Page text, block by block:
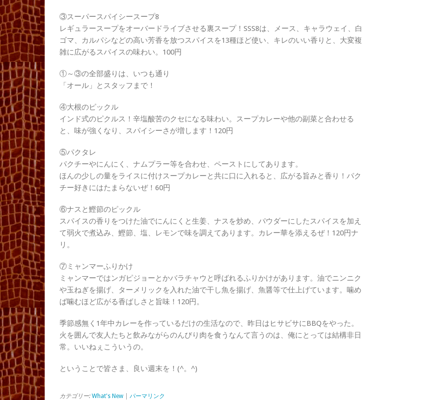
③スーパースパイシースープ8
レギュラースープをオーバードライブさせる裏スープ！SSS8は、メース、キャラウェイ、白
ゴマ、カルパシなどの高い芳香を放つスパイスを13種ほど使い、キレのいい香りと、大変複
雑に広がるスパイスの味わい。100円
①～③の全部盛りは、いつも通り
「オール」とスタッフまで！
④大根のピックル
インド式のピクルス！辛塩酸苦のクセになる味わい。スープカレーや他の副菜と合わせる
と、味が強くなり、スパイシーさが増します！120円
⑤パクタレ
パクチーやにんにく、ナムプラー等を合わせ、ペーストにしてあります。
ほんの少しの量をライスに付けスープカレーと共に口に入れると、広がる旨みと香り！パク
チー好きにはたまらないぜ！60円
⑥ナスと鰹節のピックル
スパイスの香りをつけた油でにんにくと生姜、ナスを炒め、パウダーにしたスパイスを加え
て弱火で煮込み、鰹節、塩、レモンで味を調えてあります。カレー華を添えるぜ！120円ナ
リ。
⑦ミャンマーふりかけ
ミャンマーではンガピジョーとかバラチャウと呼ばれるふりかけがあります。油でニンニク
や玉ねぎを揚げ、ターメリックを入れた油で干し魚を揚げ、魚醤等で仕上げています。噛め
ば噛むほど広がる香ばしさと旨味！120円。
季節感無く1年中カレーを作っているだけの生活なので、昨日はヒサビサにBBQをやった。
火を囲んで友人たちと飲みながらのんびり肉を食うなんて言うのは、俺にとっては結構非日
常。いいねぇこういうの。
ということで皆さま、良い週末を！(^。^)
カテゴリー: What's New パーマリンク